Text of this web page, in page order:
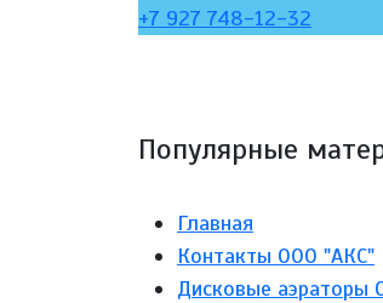
+7 927 748-12-32
Популярные
Главная
Контакты ООО "АКС"
Дисковые аэраторы